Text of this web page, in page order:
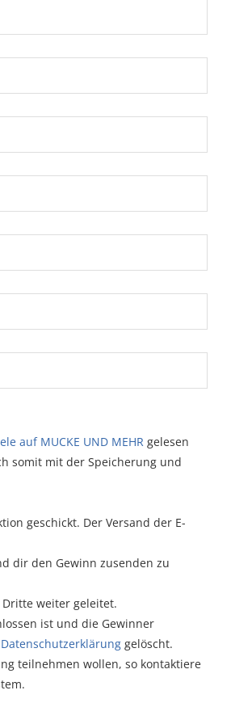
auf MUCKE UND MEHR gelesen
somit mit der Speicherung und
geschickt. Der Versand der E-
dir den Gewinn zusenden zu
weiter geleitet.
ist und die Gewinner
Datenschutzerklärung gelöscht.
teilnehmen wollen, so kontaktiere